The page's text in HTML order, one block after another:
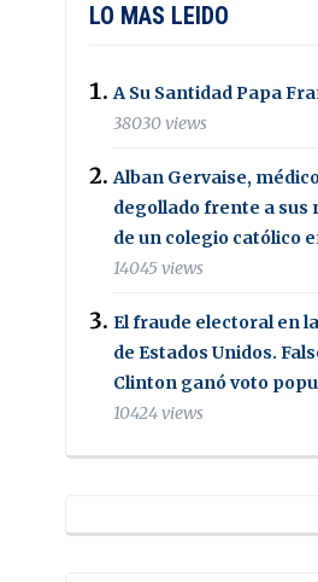
LO MAS LEIDO
A Su Santidad Papa
38030 views
Alban Gervaise,
degollado frente a sus
de un colegio católico
14045 views
El fraude electoral en
de Estados Unidos.
Clinton ganó voto
10424 views